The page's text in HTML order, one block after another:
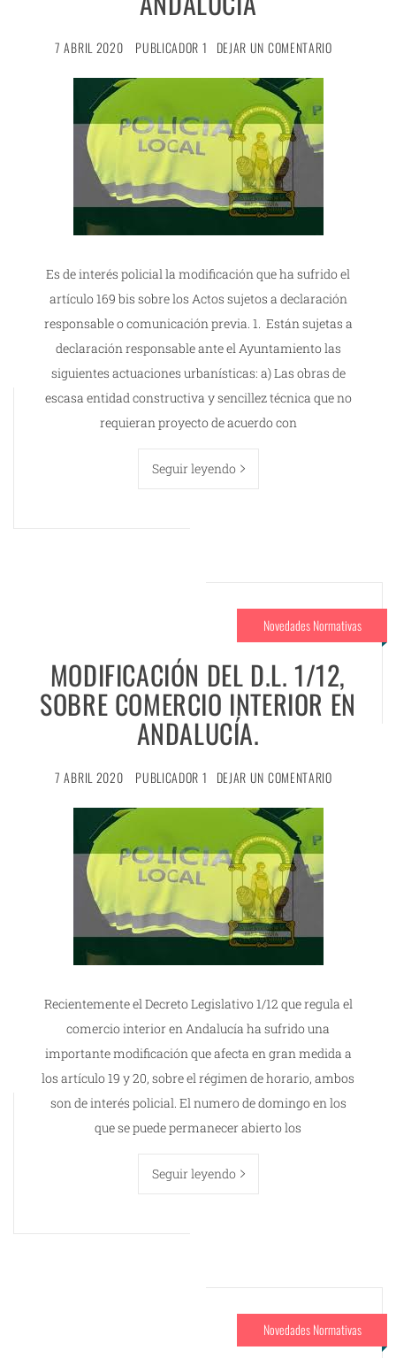
7 ABRIL 2020 PUBLICADOR 1 DEJAR UN COMENTARIO
Es de interés policial la modificación que ha sufrido el
artículo 169 bis sobre los Actos sujetos a declaración
responsable o comunicación previa. 1. Están sujetas a
declaración responsable ante el Ayuntamiento las
siguientes actuaciones urbanísticas: a) Las obras de
escasa entidad constructiva y sencillez técnica que no
requieran proyecto de acuerdo con
Seguir leyendo
Novedades Normativas
MODIFICACIÓN DEL D.L. 1/12,
SOBRE COMERCIO INTERIOR EN
ANDALUCÍA.
7 ABRIL 2020 PUBLICADOR 1 DEJAR UN COMENTARIO
Recientemente el Decreto Legislativo 1/12 que regula el
comercio interior en Andalucía ha sufrido una
importante modificación que afecta en gran medida a
los artículo 19 y 20, sobre el régimen de horario, ambos
son de interés policial. El numero de domingo en los
que se puede permanecer abierto los
Seguir leyendo
Novedades Normativas